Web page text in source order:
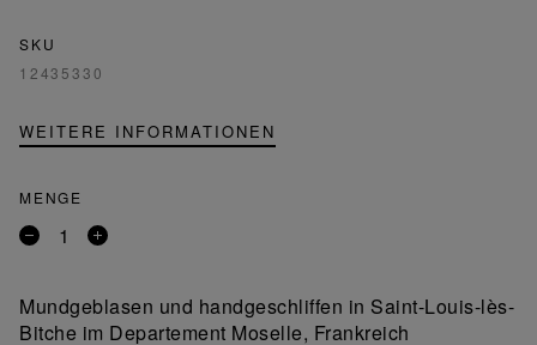
SKU
12435330
WEITERE INFORMATIONEN
MENGE
Entfernen
Produkt
Ein
Mundgeblasen und handgeschliffen in Saint-Louis-lès-
Bitche im Departement Moselle, Frankreich